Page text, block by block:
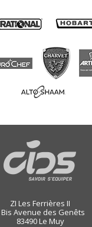
ZI Les Ferrières II
Bis Avenue des Genêts
83490Le Muy